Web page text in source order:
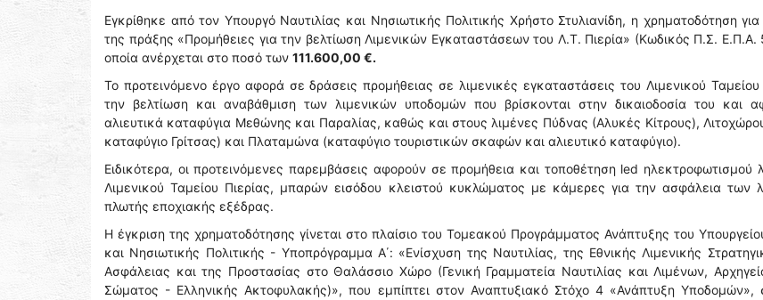
Εγκρίθηκε από τον Υπουργό Ναυτιλίας και Νησιωτικής Πολιτικής Χρήστο Στυλιανίδη, η χρηματοδότηση
της πράξης «Προμήθειες για την βελτίωση Λιμενικών Εγκαταστάσεων του Λ.Τ. Πιερία» (Κωδικός Π.Σ.
οποία ανέρχεται στο ποσό των 111.600,00 €.
Το προτεινόμενο έργο αφορά σε δράσεις προμήθειας σε λιμενικές εγκαταστάσεις του Λιμενικού Ταμείου
την βελτίωση και αναβάθμιση των λιμενικών υποδομών που βρίσκονται στην δικαιοδοσία του και
αλιευτικά καταφύγια Μεθώνης και Παραλίας, καθώς και στους λιμένες Πύδνας (Αλυκές Κίτρους),
καταφύγιο Γρίτσας) και Πλαταμώνα (καταφύγιο τουριστικών σκαφών και αλιευτικό καταφύγιο).
Ειδικότερα, οι προτεινόμενες παρεμβάσεις αφορούν σε προμήθεια και τοποθέτηση led ηλεκτροφωτισμού
Λιμενικού Ταμείου Πιερίας, μπαρών εισόδου κλειστού κυκλώματος με κάμερες για την ασφάλεια των
πλωτής εποχιακής εξέδρας.
Η έγκριση της χρηματοδότησης γίνεται στο πλαίσιο του Τομεακού Προγράμματος Ανάπτυξης του
και Νησιωτικής Πολιτικής - Υποπρόγραμμα Α΄: «Ενίσχυση της Ναυτιλίας, της Εθνικής Λιμενικής
Ασφάλειας και της Προστασίας στο Θαλάσσιο Χώρο (Γενική Γραμματεία Ναυτιλίας και Λιμένων,
Σώματος - Ελληνικής Ακτοφυλακής)», που εμπίπτει στον Αναπτυξιακό Στόχο 4 «Ανάπτυξη Υποδομών»,